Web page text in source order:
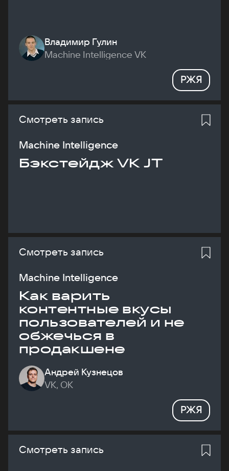
Владимир Гулин
Machine Intelligence VK
РЖЯ
Смотреть запись
Machine Intelligence
Бэкстейдж VK JT
Смотреть запись
Machine Intelligence
Как варить
контентные вкусы
пользователей и не
обжечься в
продакшене
Андрей Кузнецов
VK, ОК
РЖЯ
Смотреть запись